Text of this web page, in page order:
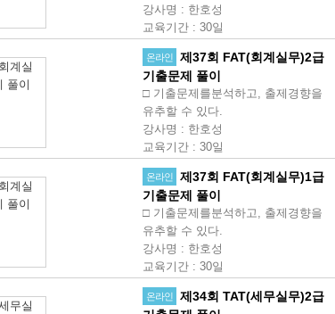
강사명 : 한호성
교육기간 : 30일
온라인
제37회 FAT(회계실무)2급
기출문제 풀이
□ 기출문제를분석하고, 출제경향을
유추할 수 있다.
강사명 : 한호성
교육기간 : 30일
온라인
제37회 FAT(회계실무)1급
기출문제 풀이
□ 기출문제를분석하고, 출제경향을
유추할 수 있다.
강사명 : 한호성
교육기간 : 30일
온라인
제34회 TAT(세무실무)2급